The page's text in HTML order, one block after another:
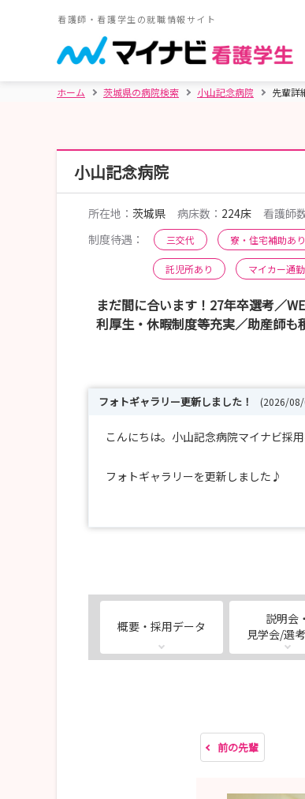
看護師・看護学生の就職情報サイト
ホーム 茨城県の病院検索 小山記念病院 先輩詳
小山記念病院
所在地： 茨城県 病床数： 224床 看護師
制度待遇：
三交代 寮・住宅補助あり
託児所あり マイカー通
まだ間に合います！27年卒選考／
利厚生・休暇制度等充実／助産師も
フォトギャラリー更新しました！ (2026/
こんにちは。小山記念病院マイナビ採用
フォトギャラリーを更新しました♪
お友達と一緒に聞きたいなどご希望が
概要・採用データ
説明会・
見学会/選
前の先輩